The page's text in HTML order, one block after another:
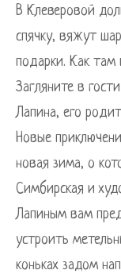
В Клеверовой
спячку, вяжут
подарки. Как там
Загляните в
Лапина, его
Новые
новая зима, о
Симбирская и
Лапиным вам
устроить
коньках задом